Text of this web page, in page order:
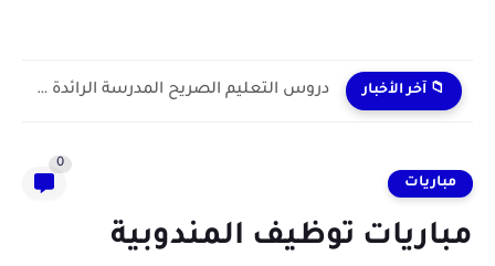
📁 آخر الأخبار دروس التعليم الصريح المدرسة الرائدة 2024/2025 enseignement explicite
مباريات
0
مباريات توظيف المندوبية